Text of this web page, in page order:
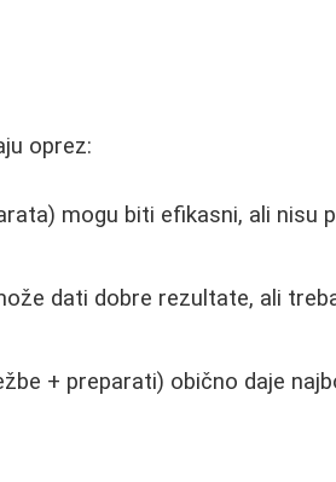
oprez:
mogu biti efikasni, ali nisu
dati dobre rezultate, ali
+ preparati) obično daje